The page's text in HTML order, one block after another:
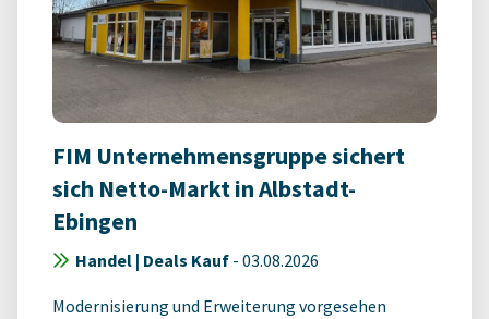
FIM Unternehmensgruppe sichert
sich Netto-Markt in Albstadt-
Ebingen
Handel | Deals Kauf - 03.08.2026
Modernisierung und Erweiterung vorgesehen